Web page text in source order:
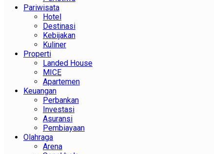
Pariwisata
Hotel
Destinasi
Kebijakan
Kuliner
Properti
Landed House
MICE
Apartemen
Keuangan
Perbankan
Investasi
Asuransi
Pembiayaan
Olahraga
Arena